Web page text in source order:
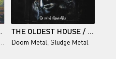
EFFEX THE OLDEST HOUSE / THE ART OF ABYSSWALKING
Doom Metal Sludge Metal